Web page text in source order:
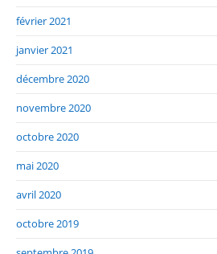
février 2021
janvier 2021
décembre 2020
novembre 2020
octobre 2020
mai 2020
avril 2020
octobre 2019